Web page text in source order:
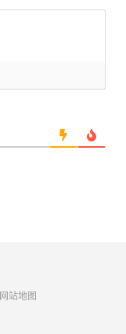
网站地图